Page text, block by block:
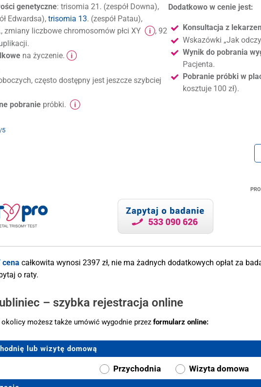
genetyczne: trisomia 21. (zespół Downa),
Edwardsa), trisomia 13. (zespół Patau),
zmiany liczbowe chromosomów płci XY
, 92
na życzenie.
często dostępny jest jeszcze szybciej
pobranie próbki.
Dodatkowo w cenie jest:
Konsultacja z
Wskazówki „Jak
Wynik do pobrania
Pacjenta.
Pobranie próbki w
kosztuje 100 zł).
5
cena całkowita wynosi 2397 zł, nie ma żadnych dodatkowych opłat za
o raty.
– szybka rejestracja online
okolicy możesz także umówić wygodnie przez formularz online:
lub wizytę domową
Przychodnia Wizyta domowa